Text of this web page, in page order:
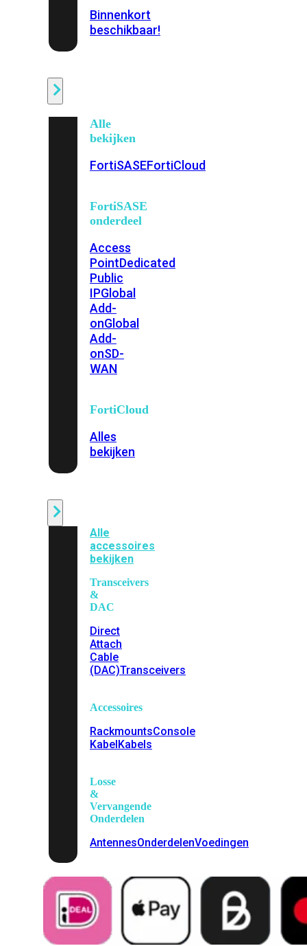
Binnenkort
beschikbaar!
Alle
bekijken
FortiSASEFortiCloud
FortiSASE
onderdeel
Access
PointDedicated
Public
IPGlobal
Add-
onGlobal
Add-
onSD-
WAN
FortiCloud
Alles
bekijken
Alle
accessoires
bekijken
Transceivers
&
DAC
Direct
Attach
Cable
(DAC)Transceivers
Accessoires
RackmountsConsole
KabelKabels
Losse
&
Vervangende
Onderdelen
AntennesOnderdelenVoedingen